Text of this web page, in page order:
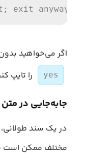
exit anyway?
اگر می‌خواهید
yes را تایپ
جابه‌جایی در متن
در یک سند